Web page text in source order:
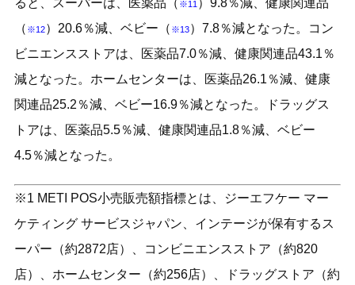
※11
（ ※12）20.6％減、ベビー（ ※13）7.8％減となった。コン
ビニエンスストアは、医薬品7.0％減、健康関連品43.1％
減となった。ホームセンターは、医薬品26.1％減、健康
関連品25.2％減、ベビー16.9％減となった。ドラッグス
トアは、医薬品5.5％減、健康関連品1.8％減、ベビー
4.5％減となった。
※1 METI POS小売販売額指標とは、ジーエフケー マー
ケティング サービスジャパン、インテージが保有するス
ーパー（約2872店）、コンビニエンスストア（約820
店）、ホームセンター（約256店）、ドラッグストア（約